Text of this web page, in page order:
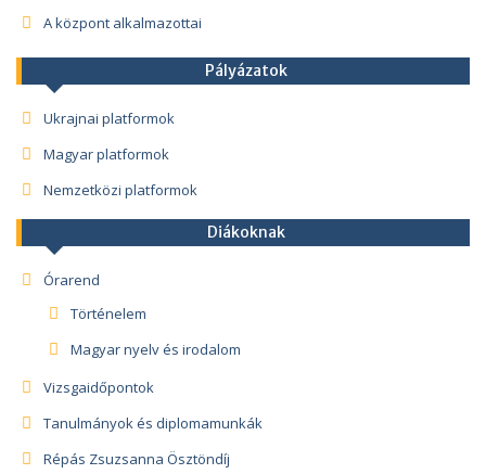
A központ alkalmazottai
Pályázatok
Ukrajnai platformok
Magyar platformok
Nemzetközi platformok
Diákoknak
Órarend
Történelem
Magyar nyelv és irodalom
Vizsgaidőpontok
Tanulmányok és diplomamunkák
Répás Zsuzsanna Ösztöndíj